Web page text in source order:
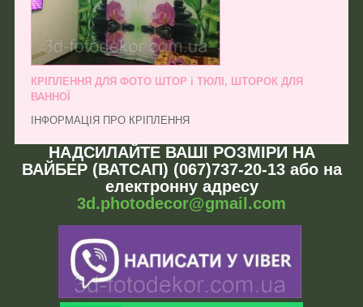
КРІПЛЕННЯ ДЛЯ ФОТО ШТОР і ТЮЛІ, ШТОРОК ДЛЯ
ВАННОЇ
ІНФОРМАЦІЯ ПРО КРІПЛЕННЯ
НАДСИЛАЙТЕ ВАШІ РОЗМІРИ НА
ВАЙБЕР (ВАТСАП) (067)737-20-13 або на
електронну адресу
3d.photodecor@gmail.com